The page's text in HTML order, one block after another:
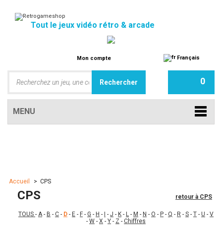
Tout le jeux vidéo rétro & arcade
Mon compte Français
0
MENU
Accueil > CPS
retour à CPS
CPS
TOUS - A- B - C - D - E - F - G - H - - J - K - L - M - N - O - P - Q - R - S - T - U - V
- W - X - Y - Z - Chiffres